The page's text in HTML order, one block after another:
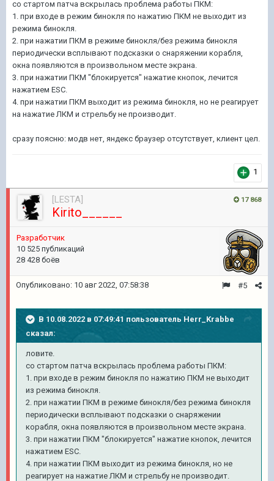
со стартом патча вскрылась проблема работы ПКМ:
1. при входе в режим бинокля по нажатию ПКМ не выходит из
режима бинокля.
2. при нажатии ПКМ в режиме бинокля/без режима бинокля
периодически всплывают подсказки о снаряжении корабля,
окна появляются в произвольном месте экрана.
3. при нажатии ПКМ "блокируется" нажатие кнопок, лечится
нажатием ESC.
4. при нажатии ПКМ выходит из режима бинокля, но не реагирует
на нажатие ЛКМ и стрельбу не производит.
сразу поясню: модв нет, яндекс браузер отсутствует, клиент цел.
1
17 868
[LESTA]
Kirito______
Разработчик
10 525 публикаций
28 428 боёв
#5
Опубликовано: 10 авг 2022, 07:58:38
В 10.08.2022 в 07:49:41 пользователь Herr_Krabbe
сказал:
ловите.
со стартом патча вскрылась проблема работы ПКМ:
1. при входе в режим бинокля по нажатию ПКМ не выходит
из режима бинокля.
2. при нажатии ПКМ в режиме бинокля/без режима бинокля
периодически всплывают подсказки о снаряжении
корабля, окна появляются в произвольном месте экрана.
3. при нажатии ПКМ "блокируется" нажатие кнопок, лечится
нажатием ESC.
4. при нажатии ПКМ выходит из режима бинокля, но не
реагирует на нажатие ЛКМ и стрельбу не производит.